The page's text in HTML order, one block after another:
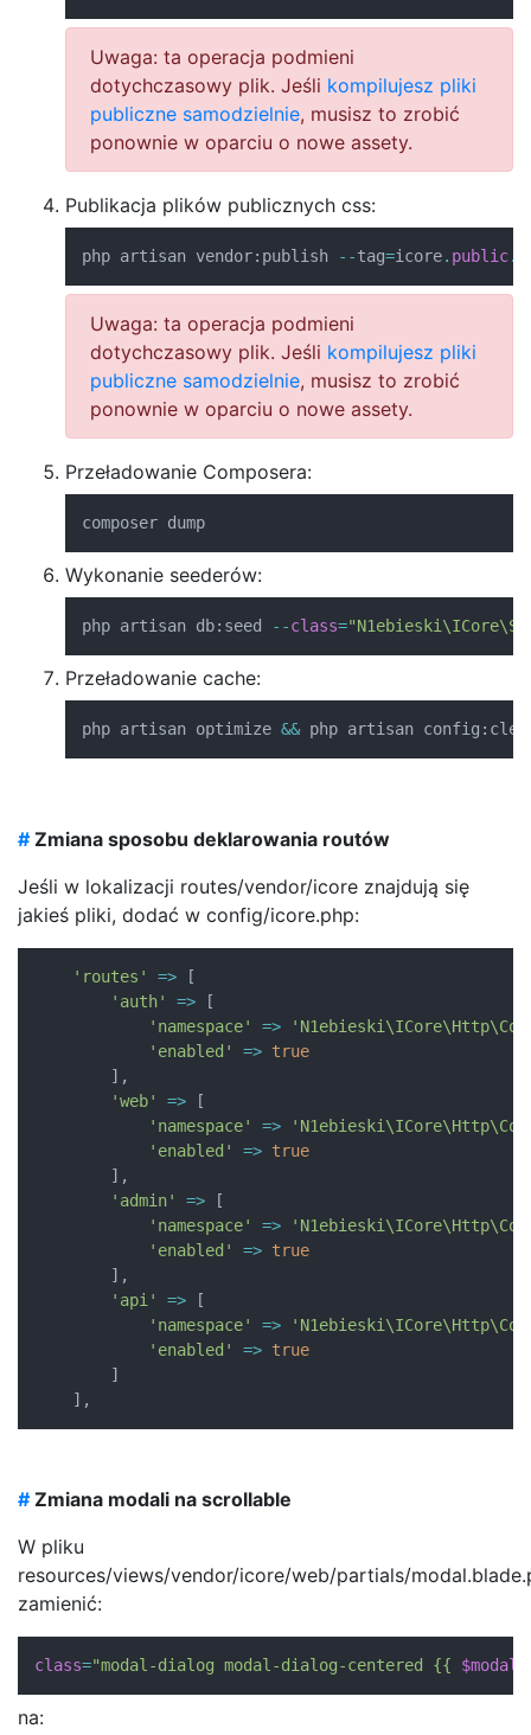
Uwaga: ta operacja podmieni
dotychczasowy plik. Jeśli kompilujesz pliki
publiczne samodzielnie, musisz to zrobić
ponownie w oparciu o nowe assety.
Publikacja plików publicznych css:
php artisan vendor: publish --tag=icore. public.
Uwaga: ta operacja podmieni
dotychczasowy plik. Jeśli kompilujesz pliki
publiczne samodzielnie, musisz to zrobić
ponownie w oparciu o nowe assety.
Przeładowanie Composera:
composer dump
Wykonanie seederów:
php artisan db: seed --class=
Przeładowanie cache:
php artisan optimize && php artisan config :
#Zmiana sposobu deklarowania routów
Jeśli w lokalizacji routes/vendor/icore znajdują się
jakieś pliki, dodać w config/icore.php:
'routes' =>
[
'auth'
=>
[
'namespace'
=>
'enabled'
=> true
] ,
'web'
=>
[
'namespace'
=>
'enabled'
=> true
] ,
'admin'
=>
[
'namespace'
=>
'enabled'
=> true
] ,
'api'
=>
[
'namespace'
=>
'enabled'
=> true
]
] ,
#Zmiana modali na scrollable
W pliku
resources/views/vendor/icore/web/partials/
zamienić:
class="modal-dialog modal-dialog-centered {{
na: